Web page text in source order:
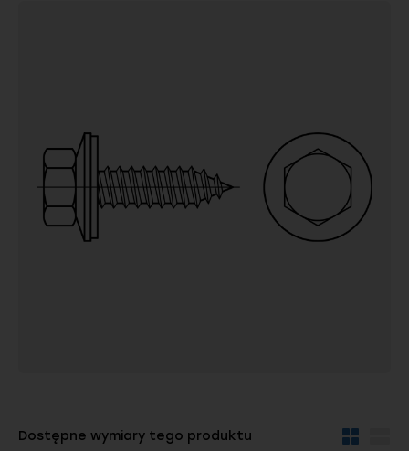
Dostępne wymiary tego produktu
Widok